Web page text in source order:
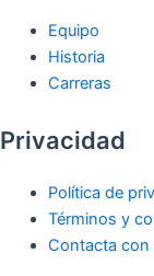
Equipo
Historia
Carreras
Privacidad
Política de
Términos y
Contacta